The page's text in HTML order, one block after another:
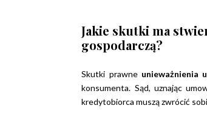
Jakie skutki ma
gospodarczą?
Skutki prawne unieważnienia
konsumenta. Sąd, uznając
kredytobiorca muszą zwrócić